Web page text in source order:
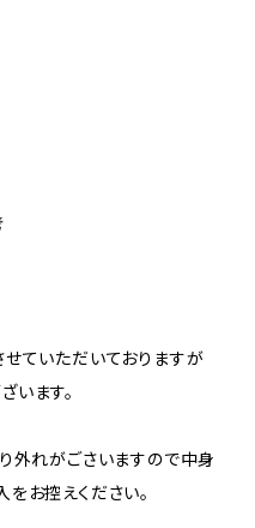
ていただいておりますが
います。
外れがごさいますので中身
お控えください。